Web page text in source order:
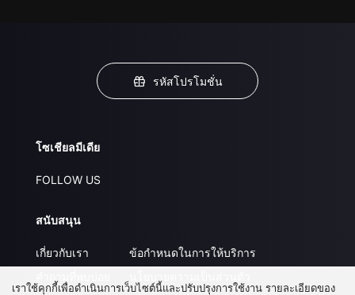
รหัสโปรโมชั่น
โซเชียลมีเดีย
FOLLOW US
สนับสนุน
เกี่ยวกับเรา
ข้อกำหนดในการให้บริการ
เราใช้คุกกี้เพื่อดำเนินการเว็บไซต์นี้และปรับปรุงการใช้งาน รายละเอียดของ